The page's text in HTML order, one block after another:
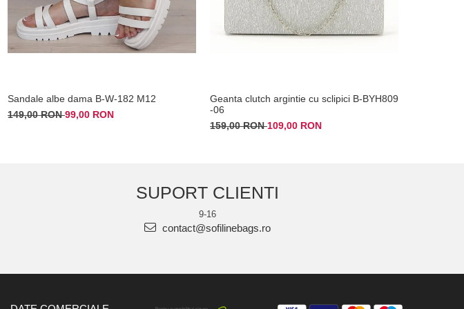
Sandale albe dama B-W-182 M12
149,00 RON99,00 RON
Geanta clutch argintie cu sclipici B-BYH809
-06
159,00 RON109,00 RON
SUPORT CLIENTI
9-16
contact@sofilinebags.ro